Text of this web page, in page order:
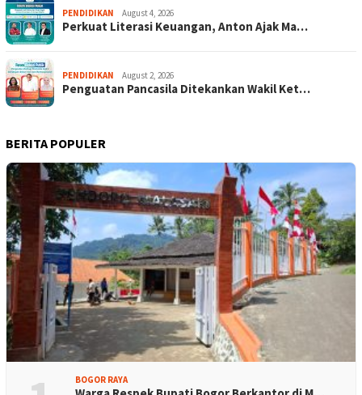
PENDIDIKAN August 4, 2026
Perkuat Literasi Keuangan, Anton Ajak Ma…
PENDIDIKAN August 2, 2026
Penguatan Pancasila Ditekankan Wakil Ket…
BERITA POPULER
BOGOR RAYA